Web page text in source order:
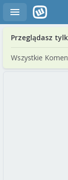
Przeglądasz
Wszystkie